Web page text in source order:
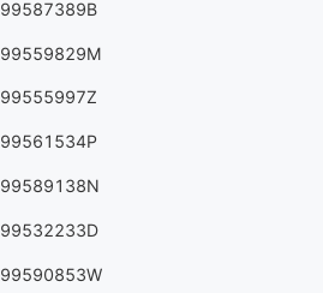
99587389B
99559829M
99555997Z
99561534P
99589138N
99532233D
99590853W